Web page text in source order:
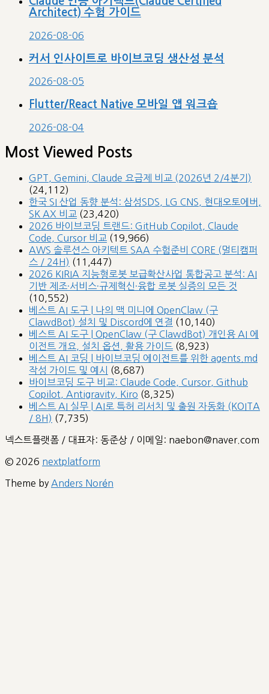
Architect) 수험 가이드
2026-08-06
커서 인사이트로 바이브코딩 생산성 분석
2026-08-05
Flutter/React Native 모바일 앱 워크숍
2026-08-04
Most Viewed Posts
GPT, Gemini, Claude 요금제 비교 (2026년 2/4분기)
(24,112)
한국 SI 산업 동향 분석: 삼성SDS, LG CNS, 현대오토에버,
SK AX 비교 (23,420)
2026 바이브코딩 트랜드: GitHub Copilot, Claude
Code, Cursor 비교 (19,966)
AWS 솔루션스 아키텍트 SAA 수험준비 CORE (멀티캠퍼
스 / 24H) (11,447)
2026 KIRIA 지능형로봇 보급확산사업 통합공고 분석: AI
기반 제조·서비스·규제혁신·융합 로봇 실증의 모든 것
(10,552)
베스트 AI 도구 | 나의 맥 미니에 OpenClaw (구
ClawdBot) 설치 및 Discord에 연결 (10,140)
베스트 AI 도구 | OpenClaw (구 ClawdBot) 개인용 AI 에
이전트 개요, 설치 옵션, 활용 가이드 (8,923)
베스트 AI 코딩 | 바이브코딩 에이전트를 위한 agents.md
작성 가이드 및 예시
(8,687)
바이브코딩 도구 비교: Claude Code, Cursor, Github
Copilot, Antigravity, Kiro (8,325)
베스트 AI 실무 | AI로 특허 리서치 및 출원 자동화 (KOITA
/ 8H) (7,735)
넥스트플랫폼 / 대표자: 동준상 / 이메일: naebon@naver.com
© 2026 nextplatform
Theme by Anders Norén